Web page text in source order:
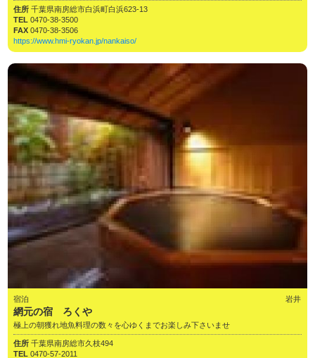
住所千葉県南房総市白浜町白浜623-13
TEL0470-38-3500
FAX0470-38-3506
https://www.hmi-ryokan.jp/nankaiso/
宿泊 岩井
網元の宿 ろくや
極上の朝獲れ地魚料理の数々を心ゆくまでお楽しみ下さいませ
住所千葉県南房総市久枝494
TEL0470-57-2011